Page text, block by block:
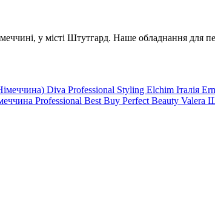
у місті Штутгард. Наше обладнання для
Diva Professional Styling Elchim Італія
Professional Best Buy Perfect Beauty Valera